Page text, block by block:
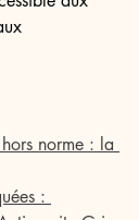
norme : la
: